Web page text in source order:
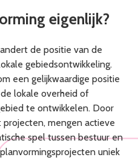
eigenlijk?
de positie van de
gebiedsontwikkeling.
een gelijkwaardige positie
lokale overheid of
te ontwikkelen. Door
mengen actieve
spel tussen bestuur en
uniek